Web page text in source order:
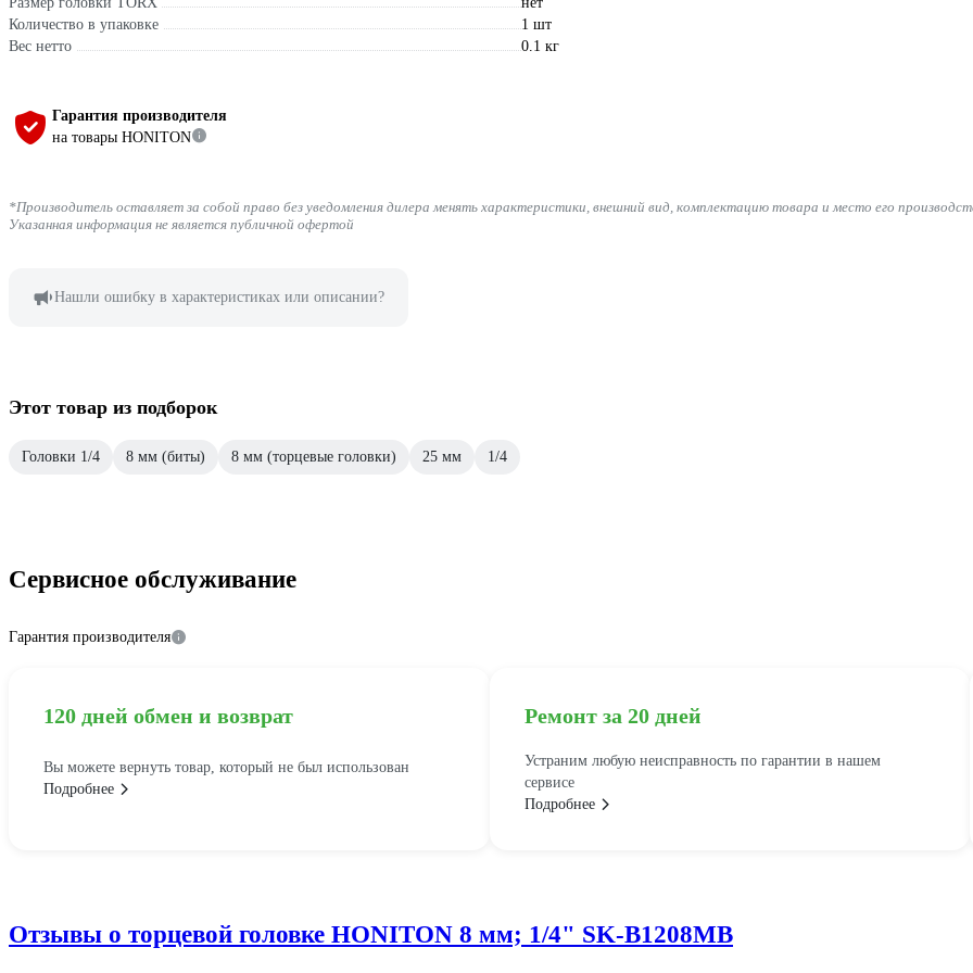
Количество в упаковке
1 шт
Вес нетто
0.1 кг
Гарантия производителя
на товары HONITON
*Производитель оставляет за собой право без уведомления дилера менять характеристики, внешний вид, комплектацию товара и место его
Указанная информация не является публичной офертой
Нашли ошибку в характеристиках или описании?
Этот товар из подборок
Головки 1/4 8 мм (биты) 8 мм (торцевые головки) 25 мм 1/4
Сервисное обслуживание
Гарантия производителя
120 дней обмен и возврат
Вы можете вернуть товар, который не был использован
Подробнее
Ремонт за 20 дней
Устраним любую неисправность по гарантии в нашем
сервисе
Подробнее
Отзывы о торцевой головке HONITON 8 мм; 1/4" SK-B1208MB